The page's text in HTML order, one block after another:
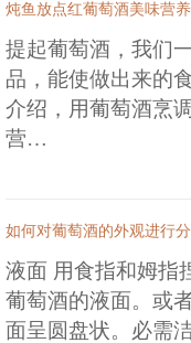
炖鱼放点红葡萄酒美味营
提起葡萄酒，我们
品，能使做出来的
介绍，用葡萄酒烹
营…
如何对葡萄酒的外观进行
液面 用食指和姆指
葡萄酒的液面。或
面呈圆盘状。必需